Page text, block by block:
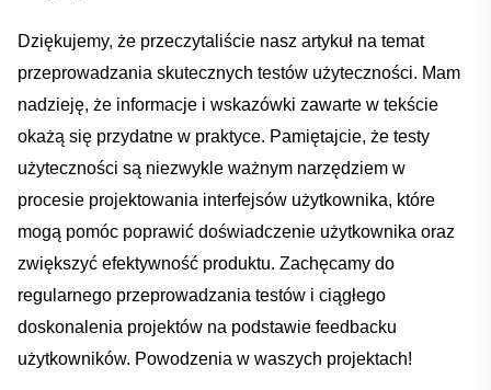
Dziękujemy, ​że przeczytaliście⁣ nasz⁢ artykuł na temat​
przeprowadzania skutecznych testów użyteczności.‌ Mam
nadzieję, że ⁣informacje i ⁣wskazówki zawarte w tekście
okażą się przydatne ⁣w praktyce. Pamiętajcie, że testy
użyteczności są niezwykle‌ ważnym narzędziem​ w
‍procesie projektowania interfejsów​ użytkownika, które
mogą pomóc poprawić doświadczenie użytkownika ‌oraz⁢
zwiększyć‍ efektywność⁢ produktu.⁣ Zachęcamy do
regularnego⁣ przeprowadzania testów ⁣i ciągłego​
doskonalenia projektów ‍na podstawie feedbacku
użytkowników. ⁤Powodzenia w⁣ waszych projektach!